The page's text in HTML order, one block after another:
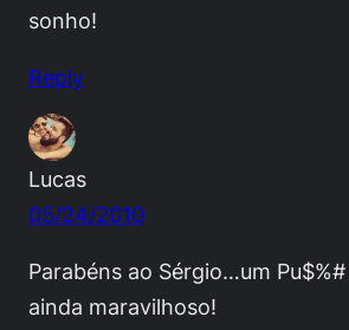
sonho!
Reply
Lucas
05/24/2010
Parabéns ao Sérgio…um
ainda maravilhoso!